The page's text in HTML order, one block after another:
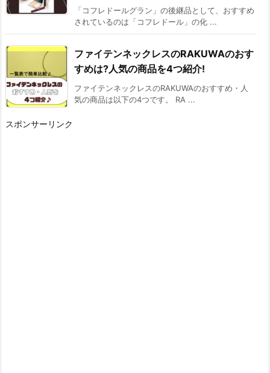
「コフレドールグラン」の後継品として、おすすめ
されているのは「コフレドール」の化 ...
ファイテンネックレスのRAKUWAのおす
すめは?人気の商品を4つ紹介!
ファイテンネックレスのRAKUWAのおすすめ・人
気の商品は以下の4つです。 RA ...
スポンサーリンク